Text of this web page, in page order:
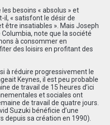
besoins « absolus » et
il, « satisfont le désir de
être insatiables ». Mais Joseph
note que la société
à consommer en
des loisirs en profitant des
à réduire progressivement le
Keynes, il est peu probable
de travail de 15 heures d’ici
et sociales ont
de travail de quatre jours.
Suzuki bénéficie d’une
depuis sa création en 1990).